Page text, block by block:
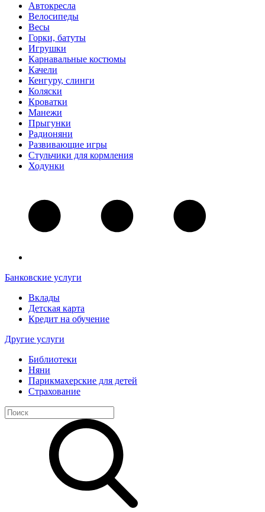
Автокресла
Велосипеды
Весы
Горки, батуты
Игрушки
Карнавальные костюмы
Качели
Кенгуру, слинги
Коляски
Кроватки
Манежи
Прыгунки
Радионяни
Развивающие игры
Стульчики для кормления
Ходунки
Банковские услуги
Вклады
Детская карта
Кредит на обучение
Другие услуги
Библиотеки
Няни
Парикмахерские для детей
Страхование